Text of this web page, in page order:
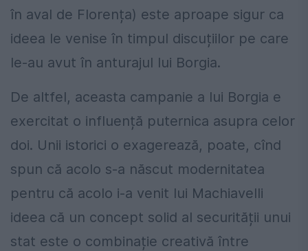
în aval de Florența) este aproape sigur ca
ideea le venise în timpul discuțiilor pe care
le-au avut în anturajul lui Borgia.
De altfel, aceasta campanie a lui Borgia e
exercitat o influență puternica asupra celor
doi. Unii istorici o exagerează, poate, cînd
spun că acolo s-a născut modernitatea
pentru că acolo i-a venit lui Machiavelli
ideea că un concept solid al securității unui
stat este o combinație creativă între